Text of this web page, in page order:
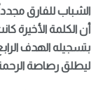
أن الكلمة الأخيرة
ليطلق رصاصة